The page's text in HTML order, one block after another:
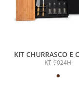
KIT CHURRASCO E
- 9 PEÇAS
KT-9024H